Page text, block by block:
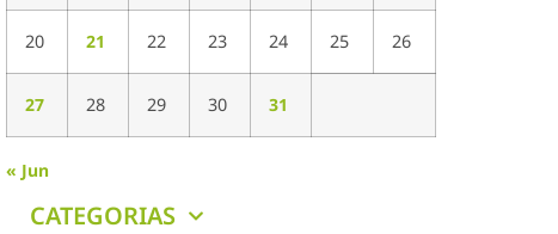
20 21 22 23 24 25 26
27 28 29 30 31
« Jun
CATEGORIAS